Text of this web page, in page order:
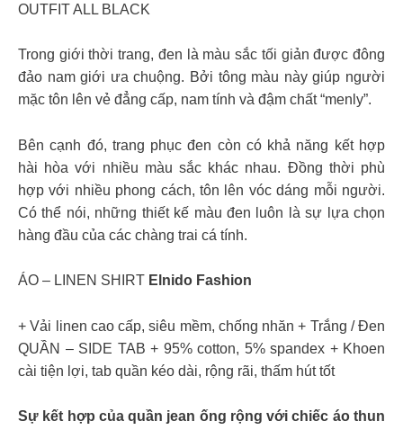
OUTFIT ALL BLACK
Trong giới thời trang, đen là màu sắc tối giản được đông
đảo nam giới ưa chuộng. Bởi tông màu này giúp người
mặc tôn lên vẻ đẳng cấp, nam tính và đậm chất “menly”.
Bên cạnh đó, trang phục đen còn có khả năng kết hợp
hài hòa với nhiều màu sắc khác nhau. Đồng thời phù
hợp với nhiều phong cách, tôn lên vóc dáng mỗi người.
Có thể nói, những thiết kế màu đen luôn là sự lựa chọn
hàng đầu của các chàng trai cá tính.
ÁO – LINEN SHIRT Elnido Fashion
+ Vải linen cao cấp, siêu mềm, chống nhăn + Trắng / Đen
QUẦN – SIDE TAB + 95% cotton, 5% spandex + Khoen
cài tiện lợi, tab quần kéo dài, rộng rãi, thấm hút tốt
Sự kết hợp của quần jean ống rộng với chiếc áo thun